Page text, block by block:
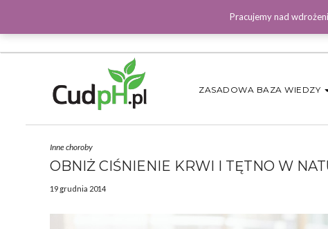
ZASADOWA BAZA WIEDZY
Inne choroby
OBNIŻ CIŚNIENIE KRWI I TĘTNO W
19 grudnia 2014
Pracujemy nad